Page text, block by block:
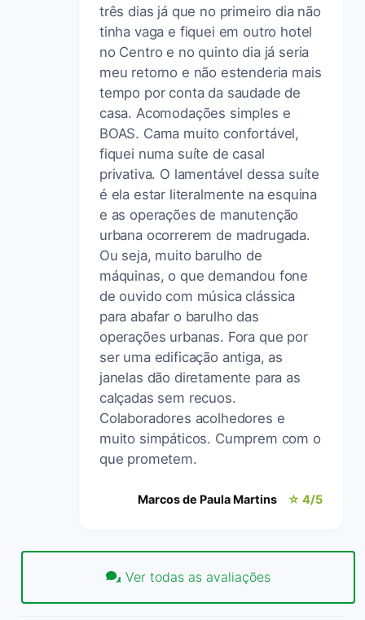
três dias já que no primeiro dia não
tinha vaga e fiquei em outro hotel
no Centro e no quinto dia já seria
meu retorno e não estenderia mais
tempo por conta da saudade de
casa. Acomodações simples e
BOAS. Cama muito confortável,
fiquei numa suíte de casal
privativa. O lamentável dessa suíte
é ela estar literalmente na esquina
e as operações de manutenção
urbana ocorrerem de madrugada.
Ou seja, muito barulho de
máquinas, o que demandou fone
de ouvido com música clássica
para abafar o barulho das
operações urbanas. Fora que por
ser uma edificação antiga, as
janelas dão diretamente para as
calçadas sem recuos.
Colaboradores acolhedores e
muito simpáticos. Cumprem com o
que prometem.
Marcos de Paula Martins ☆ 4/5
Ver todas as avaliações